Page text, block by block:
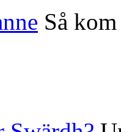
Så